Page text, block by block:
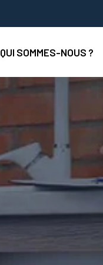
QUI SOMMES-NOUS ?